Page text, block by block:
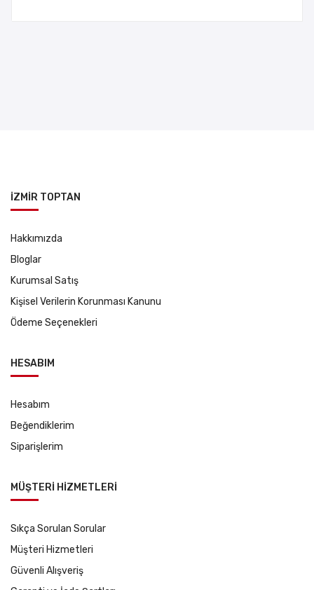
İZMİR TOPTAN
Hakkımızda
Bloglar
Kurumsal Satış
Kişisel Verilerin Korunması Kanunu
Ödeme Seçenekleri
HESABIM
Hesabım
Beğendiklerim
Siparişlerim
MÜŞTERİ HİZMETLERİ
Sıkça Sorulan Sorular
Müşteri Hizmetleri
Güvenli Alışveriş